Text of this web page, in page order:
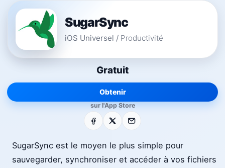
SugarSync
iOS Universel / Productivité
Gratuit
Obtenir
sur l'App Store
Facebook E-mail
SugarSync est le moyen le plus simple pour
sauvegarder, synchroniser et accéder à vos fichiers